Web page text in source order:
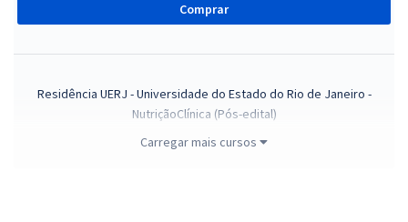
Comprar
Residência UERJ - Universidade do Estado do Rio de Janeiro -
NutriçãoClínica (Pós-edital)
12x de R$10,83
Carregar mais cursos